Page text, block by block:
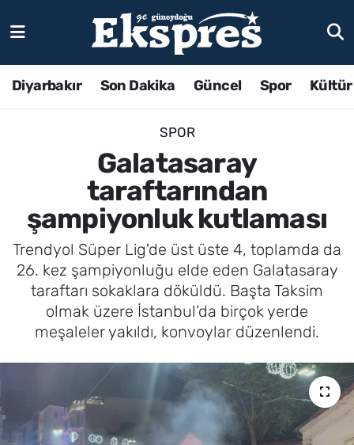
Diyarbakır Son Dakika Güncel Spor
SPOR
Galatasaray
taraftarından
şampiyonluk kutlaması
Trendyol Süper Lig'de üst üste 4, toplamda da
26. kez şampiyonluğu elde eden Galatasaray
taraftarı sokaklara döküldü. Başta Taksim
olmak üzere İstanbul’da birçok yerde
meşaleler yakıldı, konvoylar düzenlendi.